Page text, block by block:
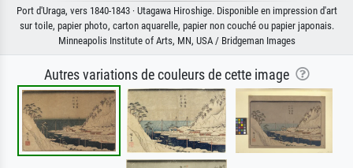
Port d'Uraga, vers 1840-1843 · Utagawa Hiroshige. Disponible en impression d'art
sur toile, papier photo, carton aquarelle, papier non couché ou papier japonais.
Minneapolis Institute of Arts, MN, USA / Bridgeman Images
Autres variations de couleurs de cette image